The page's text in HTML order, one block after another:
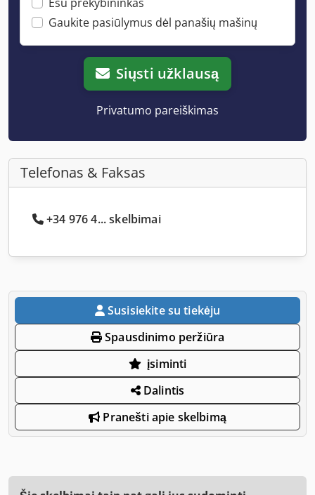
Gaukite pasiūlymus dėl panašių mašinų
Siųsti užklausą
Privatumo pareiškimas
Telefonas & Faksas
+34 976 4... skelbimai
Susisiekite su tiekėju
Spausdinimo peržiūra
įsiminti
Dalintis
Pranešti apie skelbimą